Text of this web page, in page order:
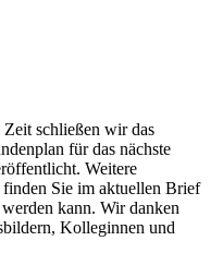
schließen wir das
für das nächste
Weitere
Sie im aktuellen Brief
kann. Wir danken
Kolleginnen und